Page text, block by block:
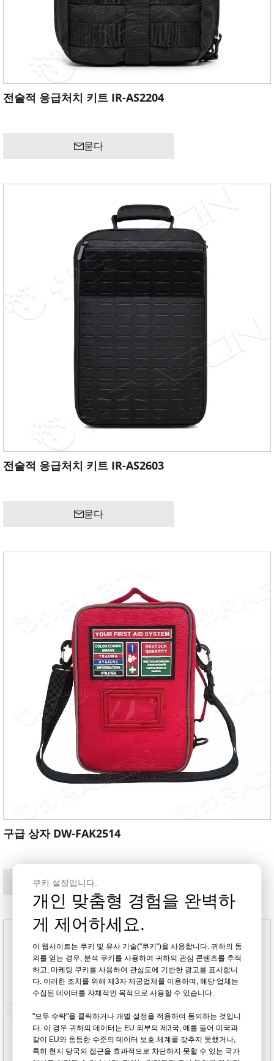
전술적 응급처치 키트 IR-AS2204
묻다
전술적 응급처치 키트 IR-AS2603
묻다
구급 상자 DW-FAK2514
묻다
쿠키 설정입니다.
개인 맞춤형 경험을 완벽하
게 제어하세요.
이 웹사이트는 쿠키 및 유사 기술("쿠키")을 사용합니다. 귀하의 동
의를 얻는 경우, 분석 쿠키를 사용하여 귀하의 관심 콘텐츠를 추적
하고, 마케팅 쿠키를 사용하여 관심도에 기반한 광고를 표시합니
다. 이러한 조치를 위해 제3자 제공업체를 이용하며, 해당 업체는
수집된 데이터를 자체적인 목적으로 사용할 수 있습니다.
"모두 수락"을 클릭하거나 개별 설정을 적용하여 동의하는 것입니
다. 이 경우 귀하의 데이터는 EU 외부의 제3국, 예를 들어 미국과
같이 EU와 동등한 수준의 데이터 보호 체계를 갖추지 못했거나,
특히 현지 당국의 접근을 효과적으로 차단하지 못할 수 있는 국가